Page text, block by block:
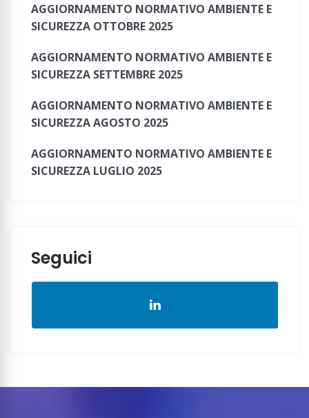
AGGIORNAMENTO NORMATIVO AMBIENTE E
SICUREZZA OTTOBRE 2025
AGGIORNAMENTO NORMATIVO AMBIENTE E
SICUREZZA SETTEMBRE 2025
AGGIORNAMENTO NORMATIVO AMBIENTE E
SICUREZZA AGOSTO 2025
AGGIORNAMENTO NORMATIVO AMBIENTE E
SICUREZZA LUGLIO 2025
Seguici